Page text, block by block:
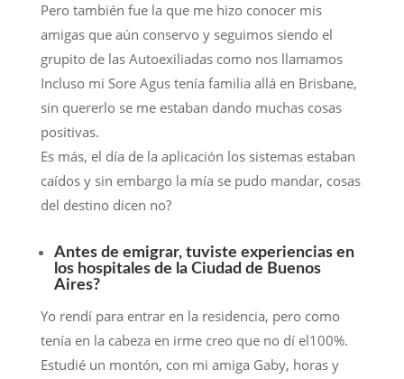
Pero también fue la que me hizo conocer mis
amigas que aún conservo y seguimos siendo el
grupito de las Autoexiliadas como nos llamamos
Incluso mi Sore Agus tenía familia allá en Brisbane,
sin quererlo se me estaban dando muchas cosas
positivas.
Es más, el día de la aplicación los sistemas estaban
caídos y sin embargo la mía se pudo mandar, cosas
del destino dicen no?
Antes de emigrar, tuviste experiencias en
los hospitales de la Ciudad de Buenos
Aires?
Yo rendí para entrar en la residencia, pero como
tenía en la cabeza en irme creo que no dí el100%.
Estudié un montón, con mi amiga Gaby, horas y